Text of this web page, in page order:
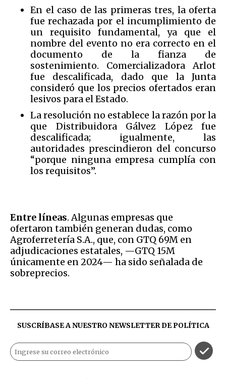
En el caso de las primeras tres, la oferta
fue rechazada por el incumplimiento de
un requisito fundamental, ya que el
nombre del evento no era correcto en el
documento de la fianza de
sostenimiento. Comercializadora Arlot
fue descalificada, dado que la Junta
consideró que los precios ofertados eran
lesivos para el Estado.
La resolución no establece la razón por la
que Distribuidora Gálvez López fue
descalificada; igualmente, las
autoridades prescindieron del concurso
“porque ninguna empresa cumplía con
los requisitos”.
Entre líneas. Algunas empresas que
ofertaron también generan dudas, como
Agroferretería S.A., que, con GTQ 69M en
adjudicaciones estatales, —GTQ 15M
únicamente en 2024— ha sido señalada de
sobreprecios.
SUSCRÍBASE A NUESTRO NEWSLETTER DEPOLÍTICA